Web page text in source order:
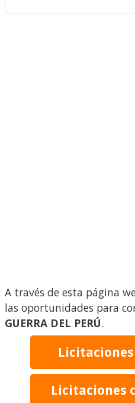
A través de esta página
las oportunidades para
GUERRA DEL PERÚ.
Licitaciones